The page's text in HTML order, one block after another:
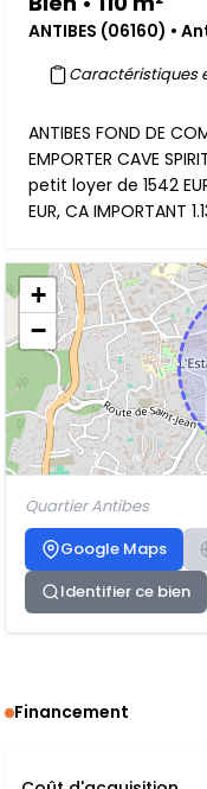
ANTIBES (06160) •
Caractéristiques
ANTIBES FOND DE
EMPORTER CAVE
petit loyer de 1542
EUR, CA IMPORTANT
+
−
Quartier Antibes
Google Maps
Identifier ce bien
Financement